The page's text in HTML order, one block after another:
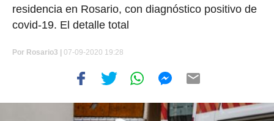
residencia en Rosario, con diagnóstico positivo de
covid-19. El detalle total
Por Rosario3 | 07-09-2020 19:28